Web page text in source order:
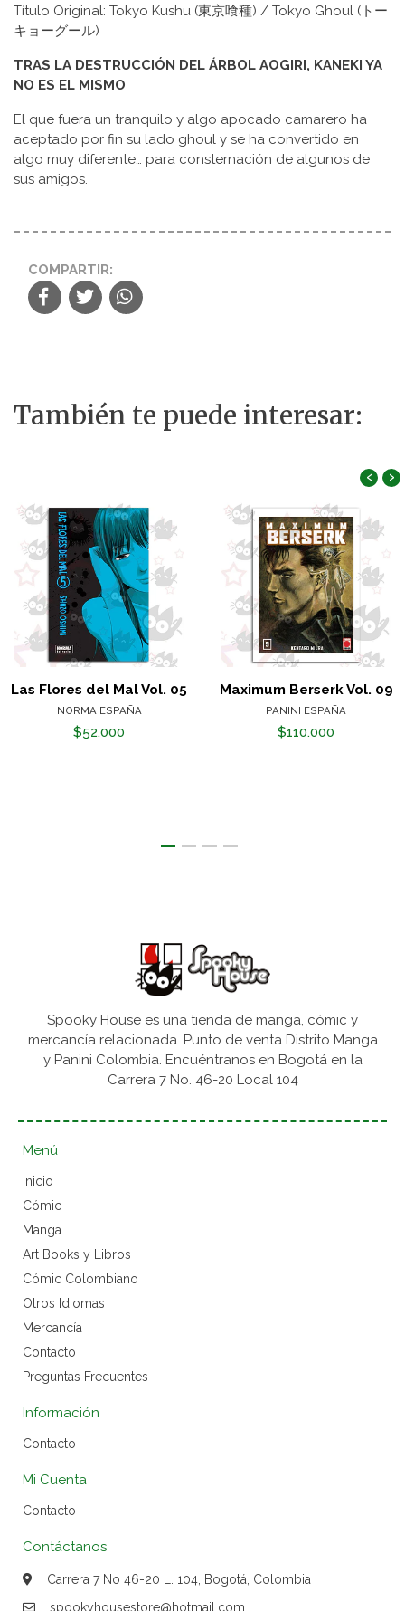
Título Original: Tokyo Kushu (東京喰種) / Tokyo Ghoul (トー
キョーグール)
TRAS LA DESTRUCCIÓN DEL ÁRBOL AOGIRI, KANEKI YA
NO ES EL MISMO
El que fuera un tranquilo y algo apocado camarero ha
aceptado por fin su lado ghoul y se ha convertido en
algo muy diferente… para consternación de algunos de
sus amigos.
COMPARTIR:
También te puede interesar:
Las Flores del Mal Vol. 05
NORMA ESPAÑA
$52.000
Maximum Berserk Vol. 09
PANINI ESPAÑA
$110.000
‹ ›
Spooky House es una tienda de manga, cómic y
mercancía relacionada. Punto de venta Distrito Manga
y Panini Colombia. Encuéntranos en Bogotá en la
Carrera 7 No. 46-20 Local 104
Menú
Inicio
Cómic
Manga
Art Books y Libros
Cómic Colombiano
Otros Idiomas
Mercancía
Contacto
Preguntas Frecuentes
Información
Contacto
Mi Cuenta
Contacto
Contáctanos
Carrera 7 No 46-20 L. 104, Bogotá, Colombia
spookyhousestore@hotmail.com